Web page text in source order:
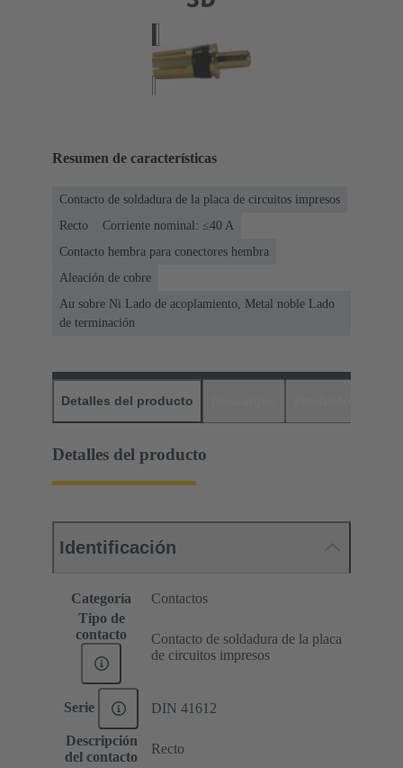
Resumen de características
Contacto de soldadura de la placa de circuitos impresos
Recto
Corriente nominal: ≤40 A
Contacto hembra para conectores hembra
Aleación de cobre
Au sobre Ni Lado de acoplamiento, Metal noble Lado
de terminación
Detalles del producto
Detalles del producto
Identificación
Categoría
Contactos
Tipo de
contacto
Contacto de soldadura de la placa
de circuitos impresos
Serie DIN 41612
Descripción
del contacto
Recto